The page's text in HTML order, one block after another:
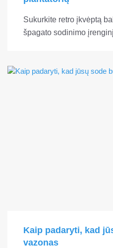
Sukurkite retro įkvėptą
špagato sodinimo
Kaip padaryti, kad
vazonas